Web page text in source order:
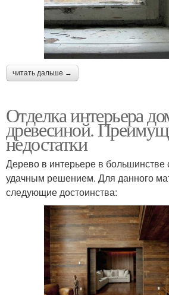
читать дальше →
Отделка интерьера
древесиной.
недостатки
Дерево в интерьере в большинстве
удачным решением. Для данного
следующие достоинства: